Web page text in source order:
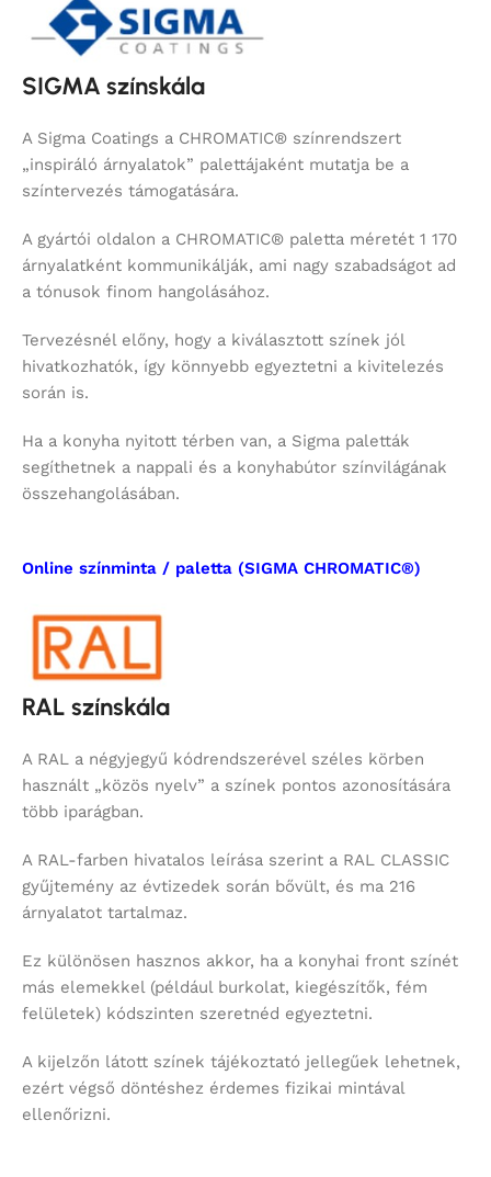
SIGMA színskála
A Sigma Coatings a CHROMATIC® színrendszert
„inspiráló árnyalatok” palettájaként mutatja be a
színtervezés támogatására.
A gyártói oldalon a CHROMATIC® paletta méretét 1 170
árnyalatként kommunikálják, ami nagy szabadságot ad
a tónusok finom hangolásához.
Tervezésnél előny, hogy a kiválasztott színek jól
hivatkozhatók, így könnyebb egyeztetni a kivitelezés
során is.
Ha a konyha nyitott térben van, a Sigma paletták
segíthetnek a nappali és a konyhabútor színvilágának
összehangolásában.
Online színminta / paletta (SIGMA CHROMATIC®)
RAL színskála
A RAL a négyjegyű kódrendszerével széles körben
használt „közös nyelv” a színek pontos azonosítására
több iparágban.
A RAL-farben hivatalos leírása szerint a RAL CLASSIC
gyűjtemény az évtizedek során bővült, és ma 216
árnyalatot tartalmaz.
Ez különösen hasznos akkor, ha a konyhai front színét
más elemekkel (például burkolat, kiegészítők, fém
felületek) kódszinten szeretnéd egyeztetni.
A kijelzőn látott színek tájékoztató jellegűek lehetnek,
ezért végső döntéshez érdemes fizikai mintával
ellenőrizni.